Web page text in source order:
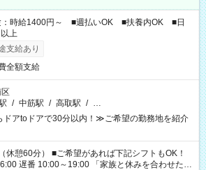
：時給1400円～ ■週払いOK ■扶養内OK ■日
上
支給あり
全額支給
/ 中筋駅 / 高取駅 / …
アtoドアで30分以内！≫ご希望の勤務地を紹介
があれば下記シフトもOK！
10:00～19:00 「家族と休みを合わせた